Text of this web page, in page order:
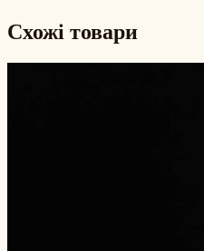
Схожі товари